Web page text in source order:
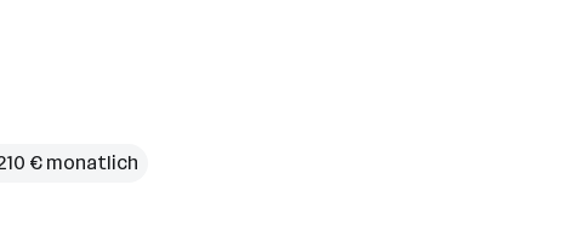
€ monatlich